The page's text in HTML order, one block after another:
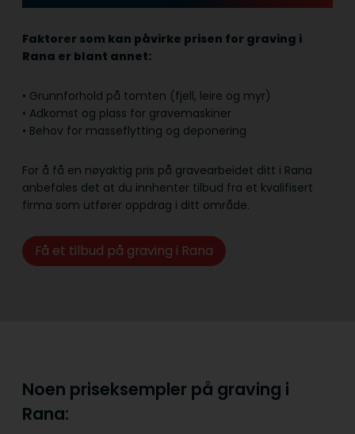
Faktorer som kan påvirke prisen for graving i
Rana er blant annet:
• Grunnforhold på tomten (fjell, leire og myr)
• Adkomst og plass for gravemaskiner
• Behov for masseflytting og deponering
For å få en nøyaktig pris på gravearbeidet ditt i Rana
anbefales det at du innhenter tilbud fra et kvalifisert
firma som utfører oppdrag i ditt område.
Få et tilbud på graving i Rana
Noen priseksempler på graving i
Rana: